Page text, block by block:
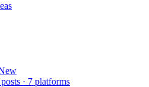
· 7 platforms